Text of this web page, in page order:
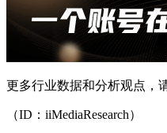
更多行业数据和分析观点，
（ID：iiMediaResearch）